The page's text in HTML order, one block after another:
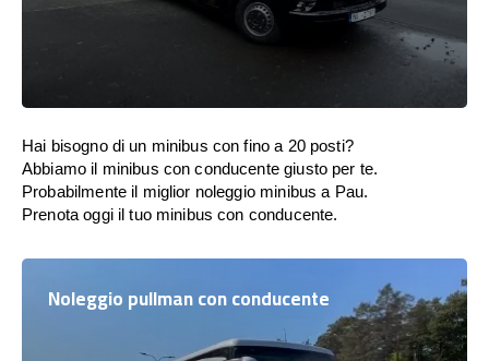
Hai bisogno di un minibus con fino a 20 posti?
Abbiamo il minibus con conducente giusto per te.
Probabilmente il miglior noleggio minibus a Pau.
Prenota oggi il tuo minibus con conducente.
Noleggio pullman con conducente